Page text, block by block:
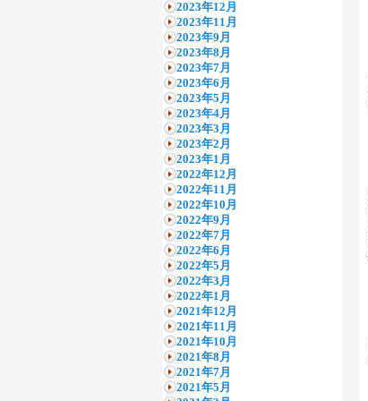
2023年12月
2023年11月
2023年9月
2023年8月
2023年7月
2023年6月
2023年5月
2023年4月
2023年3月
2023年2月
2023年1月
2022年12月
2022年11月
2022年10月
2022年9月
2022年7月
2022年6月
2022年5月
2022年3月
2022年1月
2021年12月
2021年11月
2021年10月
2021年8月
2021年7月
2021年5月